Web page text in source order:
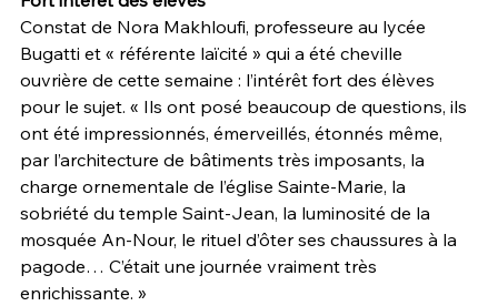
Constat de Nora Makhloufi, professeure au lycée
Bugatti et « référente laïcité » qui a été cheville
ouvrière de cette semaine : l’intérêt fort des élèves
pour le sujet. « Ils ont posé beaucoup de questions, ils
ont été impressionnés, émerveillés, étonnés même,
par l’architecture de bâtiments très imposants, la
charge ornementale de l’église Sainte-Marie, la
sobriété du temple Saint-Jean, la luminosité de la
mosquée An-Nour, le rituel d’ôter ses chaussures à la
pagode… C’était une journée vraiment très
enrichissante. »